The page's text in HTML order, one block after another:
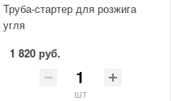
Труба-стартер для розжига
угля
1 820 руб.
шт